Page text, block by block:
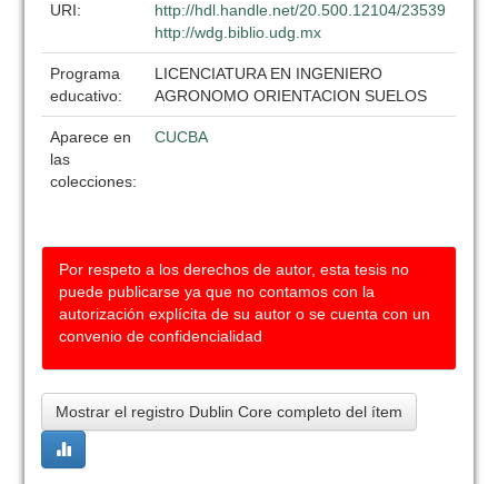
URI:
http://hdl.handle.net/20.500.12104/23539
http://wdg.biblio.udg.mx
Programa
educativo:
LICENCIATURA EN INGENIERO
AGRONOMO ORIENTACION SUELOS
Aparece en
las
colecciones:
CUCBA
Por respeto a los derechos de autor, esta tesis no
puede publicarse ya que no contamos con la
autorización explícita de su autor o se cuenta con un
convenio de confidencialidad
Mostrar el registro Dublin Core completo del ítem